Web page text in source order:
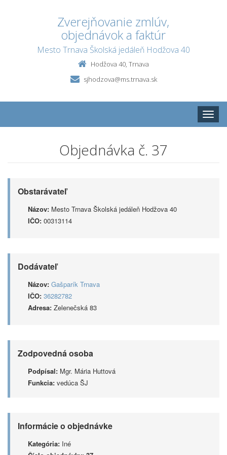
Zverejňovanie zmlúv,
objednávok a faktúr
Mesto Trnava Školská jedáleň Hodžova 40
Hodžova 40, Trnava
sjhodzova@ms.trnava.sk
Toggle
Objednávka č. 37
Obstarávateľ
Názov: Mesto Trnava Školská jedáleň Hodžova 40
IČO: 00313114
Dodávateľ
Názov: Gašparík Trnava
IČO: 36282782
Adresa: Zelenečská 83
Zodpovedná osoba
Podpísal: Mgr. Mária Huttová
Funkcia: vedúca ŠJ
Informácie o objednávke
Kategória: Iné